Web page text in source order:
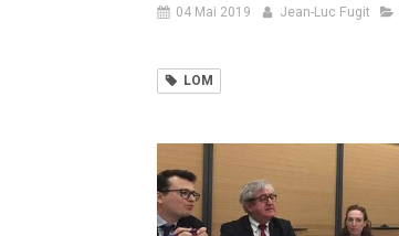
04 Mai 2019 Jean-Luc Fugit
LOM